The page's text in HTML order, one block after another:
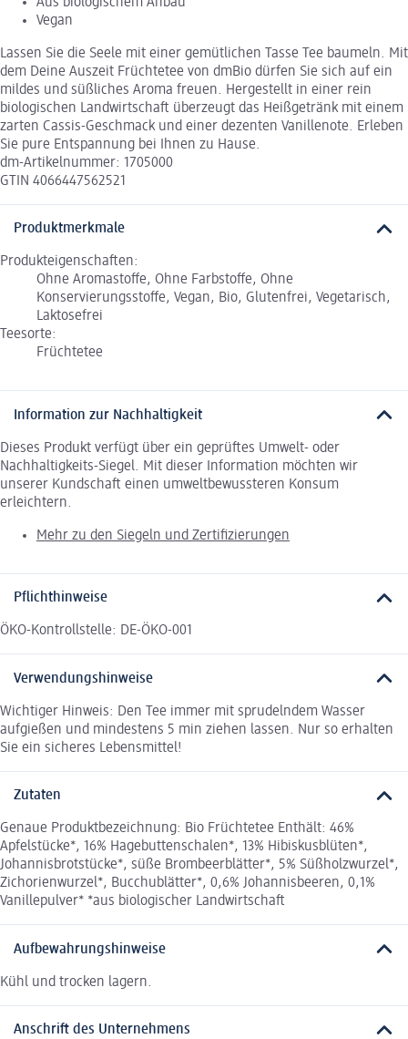
Vegan
Lassen Sie die Seele mit einer gemütlichen Tasse Tee baumeln. Mit
dem Deine Auszeit Früchtetee von dmBio dürfen Sie sich auf ein
mildes und süßliches Aroma freuen. Hergestellt in einer rein
biologischen Landwirtschaft überzeugt das Heißgetränk mit einem
zarten Cassis-Geschmack und einer dezenten Vanillenote. Erleben
Sie pure Entspannung bei Ihnen zu Hause.
dm-Artikelnummer: 1705000
GTIN 4066447562521
Produktmerkmale
Produkteigenschaften:
Ohne Aromastoffe, Ohne Farbstoffe, Ohne
Konservierungsstoffe, Vegan, Bio, Glutenfrei, Vegetarisch,
Laktosefrei
Teesorte:
Früchtetee
Information zur Nachhaltigkeit
Dieses Produkt verfügt über ein geprüftes Umwelt- oder
Nachhaltigkeits-Siegel. Mit dieser Information möchten wir
unserer Kundschaft einen umweltbewussteren Konsum
erleichtern.
Mehr zu den Siegeln und Zertifizierungen
Pflichthinweise
ÖKO-Kontrollstelle: DE-ÖKO-001
Verwendungshinweise
Wichtiger Hinweis: Den Tee immer mit sprudelndem Wasser
aufgießen und mindestens 5 min ziehen lassen. Nur so erhalten
Sie ein sicheres Lebensmittel!
Zutaten
Genaue Produktbezeichnung: Bio Früchtetee Enthält: 46%
Apfelstücke*, 16% Hagebuttenschalen*, 13% Hibiskusblüten*,
Johannisbrotstücke*, süße Brombeerblätter*, 5% Süßholzwurzel*,
Zichorienwurzel*, Bucchublätter*, 0,6% Johannisbeeren, 0,1%
Vanillepulver* *aus biologischer Landwirtschaft
Aufbewahrungshinweise
Kühl und trocken lagern.
Anschrift des Unternehmens